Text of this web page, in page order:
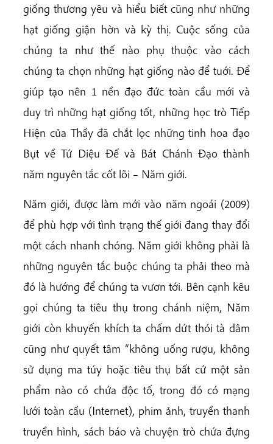
giống thương yêu và hiểu biết cũng như những
hạt giống giận hờn và kỳ thị. Cuộc sống của
chúng ta như thế nào phụ thuộc vào cách
chúng ta chọn những hạt giống nào để tuới. Để
giúp tạo nên 1 nền đạo đức toàn cầu mới và
duy trì những hạt giống tốt, những học trò Tiếp
Hiện của Thầy đã chắt lọc những tinh hoa đạo
Bụt về Tứ Diệu Đế và Bát Chánh Đạo thành
năm nguyên tắc cốt lõi – Năm giới.
Năm giới, được làm mới vào năm ngoái (2009)
để phù hợp với tình trạng thế giới đang thay đổi
một cách nhanh chóng. Năm giới không phải là
những nguyên tắc buộc chúng ta phải theo mà
đó là hướng để chúng ta vươn tới. Bên cạnh kêu
gọi chúng ta tiêu thụ trong chánh niệm, Năm
giới còn khuyến khích ta chấm dứt thói tà dâm
cũng như quyết tâm “không uống rượu, không
sử dụng ma túy hoặc tiêu thụ bất cứ một sản
phẩm nào có chứa độc tố, trong đó có mạng
lưới toàn cầu (Internet), phim ảnh, truyền thanh
truyền hình, sách báo và chuyện trò chứa đựng